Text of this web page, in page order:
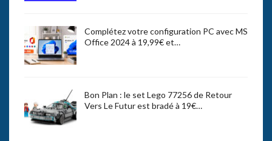
Complétez votre configuration PC avec MS
Office 2024 à 19,99€ et…
Bon Plan : le set Lego 77256 de Retour
Vers Le Futur est bradé à 19€…